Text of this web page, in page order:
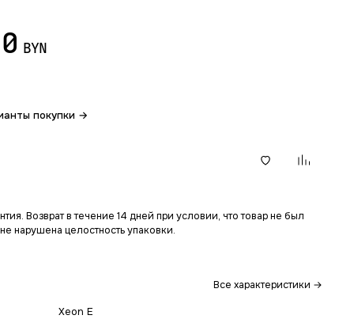
BYN
покупки →
Возврат в течение 14 дней при условии, что товар не был
нарушена целостность упаковки.
Все характеристики →
Xeon E